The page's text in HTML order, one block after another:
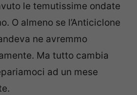
le temutissime ondate
O almeno se l’Anticiclone
ne avremmo
Ma tutto cambia
ad un mese